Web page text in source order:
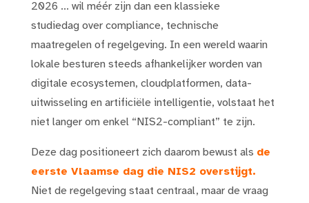
2026 ... wil méér zijn dan een klassieke
studiedag over compliance, technische
maatregelen of regelgeving. In een wereld waarin
lokale besturen steeds afhankelijker worden van
digitale ecosystemen, cloudplatformen, data-
uitwisseling en artificiële intelligentie, volstaat het
niet langer om enkel “NIS2-compliant” te zijn.
Deze dag positioneert zich daarom bewust als de
eerste Vlaamse dag die NIS2 overstijgt.
Niet de regelgeving staat centraal, maar de vraag